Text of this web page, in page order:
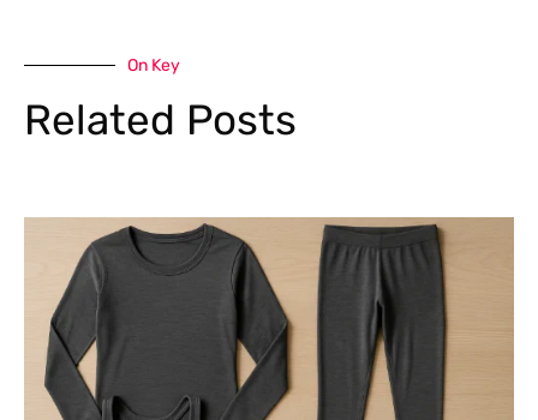
On Key
Related Posts